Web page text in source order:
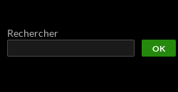
Rechercher
OK